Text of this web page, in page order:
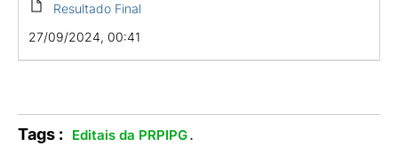
Resultado Final
27/09/2024, 00:41
Tags : Editais da PRPIPG.